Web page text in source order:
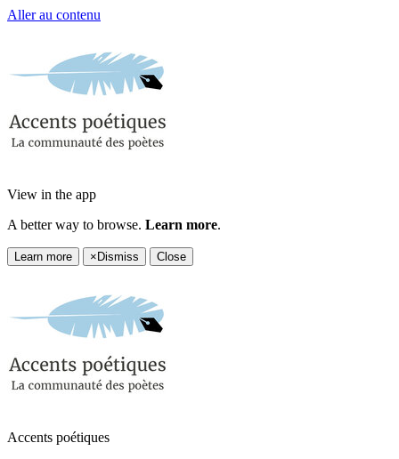
Aller au contenu
View in the app
A better way to browse. Learn more.
Learn more × Dismiss Close
Accents poétiques